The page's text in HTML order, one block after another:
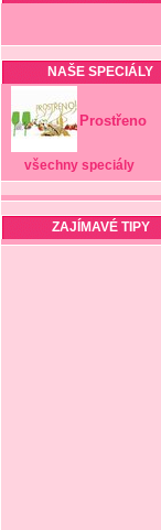
NAŠE SPECIÁLY
Prostřeno
všechny speciály
ZAJÍMAVÉ TIPY